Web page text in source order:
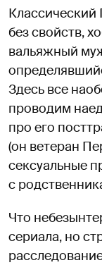
без свойств,
вальяжный
Здесь все
проводим
про его
(он ветеран
сексуальные
с
Что
сериала, но